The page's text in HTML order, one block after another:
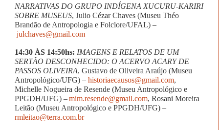
NARRATIVAS DO GRUPO INDÍGENA XUCURU-KARIRI
SOBRE MUSEUS, Julio Cézar Chaves (Museu Théo
Brandão de Antropologia e Folclore/UFAL) –
julchaves@gmail.com
14:30 ÀS 14:50hs: IMAGENS E RELATOS DE UM
SERTÃO DESCONHECIDO: O ACERVO ACARY DE
PASSOS OLIVEIRA, Gustavo de Oliveira Araújo (Museu
Antropológico/UFG) – historiaecausos@gmail.com,
Michelle Nogueira de Resende (Museu Antropológico e
PPGDH/UFG) –mim.resende@gmail.com, Rosani Moreira
Leitão (Museu Antropológico e PPGDH/UFG) –
rmleitao@terra.com.br